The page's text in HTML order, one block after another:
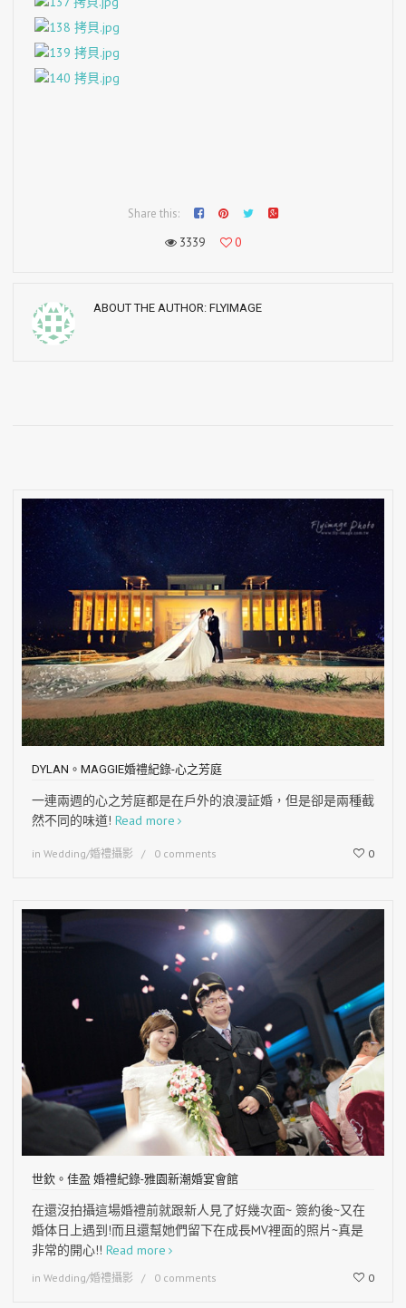
Share this:
3339
0
ABOUT THE AUTHOR: FLYIMAGE
DYLAN。MAGGIE婚禮紀錄-心之芳庭
一連兩週的心之芳庭都是在戶外的浪漫証婚，但是卻是兩種截
然不同的味道! Read more
in Wedding/婚禮攝影 0 comments 0
世欽。佳盈 婚禮紀錄-雅園新潮婚宴會館
在還沒拍攝這場婚禮前就跟新人見了好幾次面~ 簽約後~又在
婚体日上遇到!而且還幫她們留下在成長MV裡面的照片~真是
非常的開心!! Read more
in Wedding/婚禮攝影 0 comments 0